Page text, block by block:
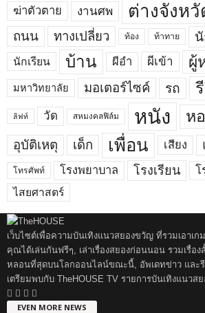
ฆ่าตัวตาย
งานศพ ต่างจังหวั
ถนน ทางเปลี่ยว ท้อง ท้าทาย
นักเรียน บ้าน ผีอำ ผีเข้า ผู้
มหาวิทยาลัย มอเตอร์ไซค์ รถ
ลิฟท์ วัด สหมงคลฟิล์ม หนัง ห
อุบัติเหตุ เด็ก เพื่อน เสียง
โทรศัพท์ โรงพยาบาล โรงเรียน โ
ไสยศาสตร์
เว็บไซต์เพื่อความบันเทิงแนวสยองขวัญ ที่รวมเอาเก
คุณได้เล่นกันฟรีๆ, เล่าเรื่องสยองก่อนนอน รวมเรื่อ
หลอนที่สุดบนโลกออนไลน์ขณะนี้, อัพเดทข่าว และ
เตรียมพบกับ TheHOUSE TV รายการบันเทิงแนวส
EVEN MORE NEWS